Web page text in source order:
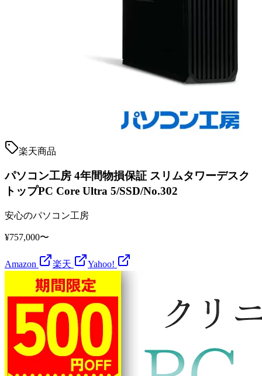
楽天商品
パソコン工房 4年間物損保証 スリムタワーデスク
トップPC Core Ultra 5/SSD/No.302
安心のパソコン工房
¥757,000〜
Amazon 楽天 Yahoo!